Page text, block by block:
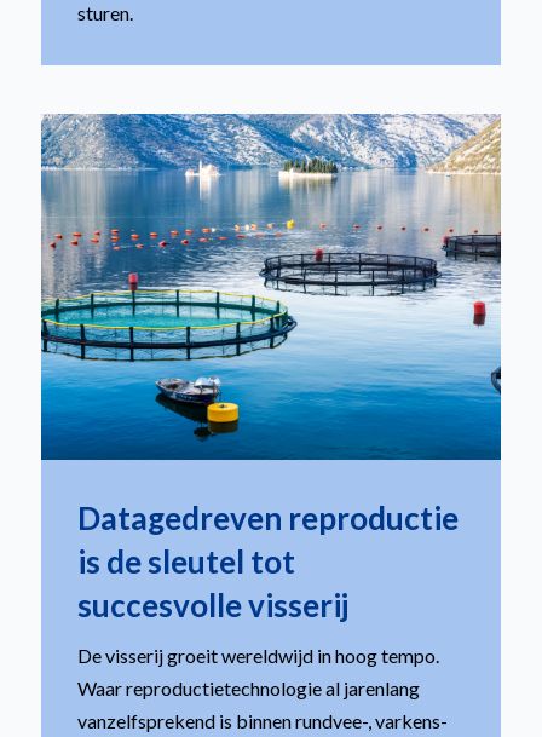
sturen.
Datagedreven reproductie
is de sleutel tot
succesvolle visserij
De visserij groeit wereldwijd in hoog tempo.
Waar reproductietechnologie al jarenlang
vanzelfsprekend is binnen rundvee-, varkens-